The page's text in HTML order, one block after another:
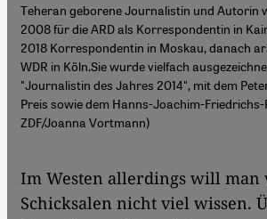
Teheran geborene Journalistin und Autorin
2008 für die ARD als Korrespondentin in
2018 Korrespondentin in Moskau, danach
WDR in Köln.Sie wurde vielfach
"Journalistin des Jahres 2014", mit dem
Preis sowie dem Hanns-Joachim-Friedrichs-
ZDF/Joanna Vortmann)
Im Westen allerdings will man
Schicksalen nicht viel wissen.